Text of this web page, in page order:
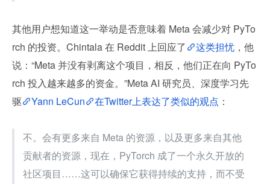
其他用户想知道这一举动是否意味着 Meta 会减少对 PyTo
rch 的投资。Chintala 在 Reddit 上回应了
这类担忧 ，他
说：“Meta 并没有剥离这个项目，相反，他们正在向 PyTo
rch 投入越来越多的资金。”Meta AI 研究员、深度学习先
驱
Yann LeCun 在Twitter上表达了类似的观点 ：
不。会有更多来自 Meta 的资源，以及更多来自其他
贡献者的资源，现在，PyTorch 成了一个永久开放的
社区项目……这可以确保它获得持续的支持，而不受